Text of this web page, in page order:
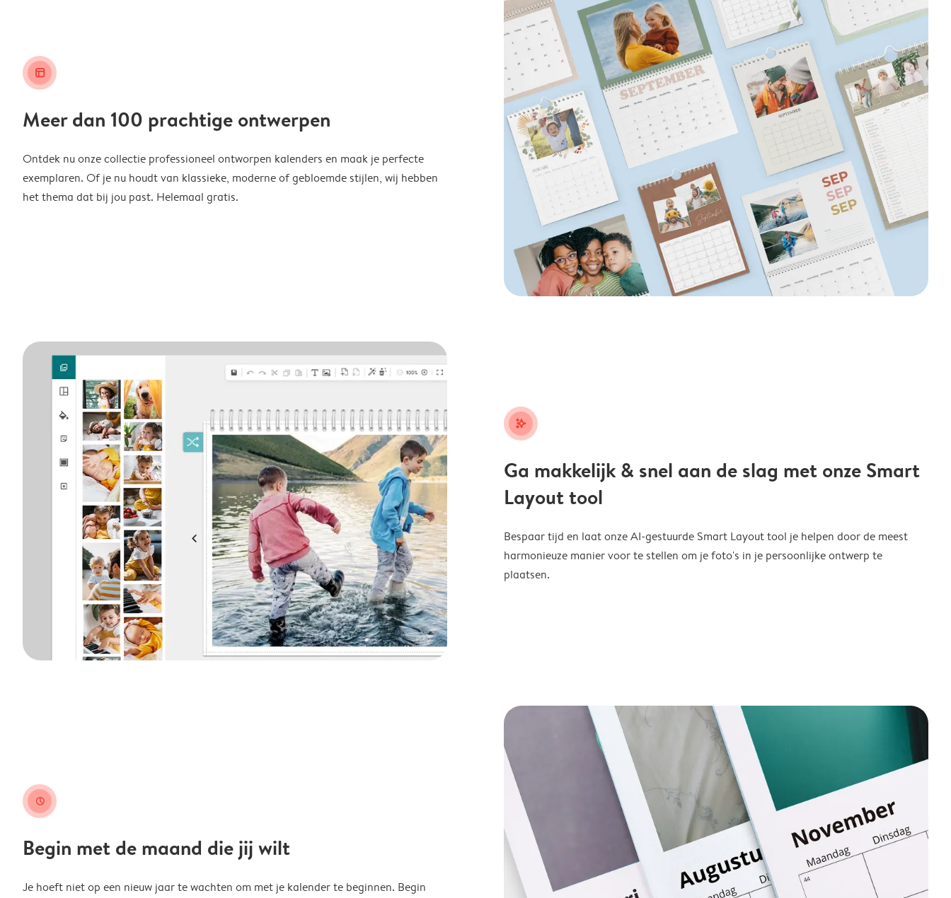
layout_alt
Meer dan 100 prachtige ontwerpen
Ontdek nu onze collectie professioneel ontworpen kalenders en maak je perfecte
exemplaren. Of je nu houdt van klassieke, moderne of gebloemde stijlen, wij hebben
het thema dat bij jou past. Helemaal gratis.
stars_plus
Ga makkelijk & snel aan de slag met onze Smart
Layout tool
Bespaar tijd en laat onze AI-gestuurde Smart Layout tool je helpen door de meest
harmonieuze manier voor te stellen om je foto's in je persoonlijke ontwerp te
plaatsen.
clock
Begin met de maand die jij wilt
Je hoeft niet op een nieuw jaar te wachten om met je kalender te beginnen. Begin